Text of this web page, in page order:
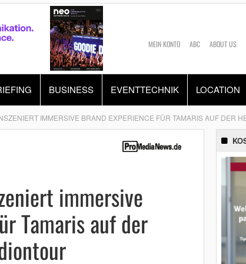
MEIN KONTO ABC ABOUT US
BUSINESS EVENTTECHNIK LOCATION
IMMERSIVE BRAND EXPERIENCE FÜR TAMARIS AUF DER
immersive
Tamaris auf der